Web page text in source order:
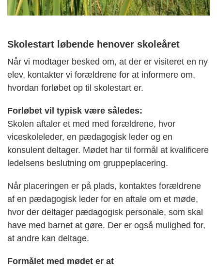
Skolestart løbende henover skoleåret
Når vi modtager besked om, at der er visiteret en ny
elev, kontakter vi forældrene for at informere om,
hvordan forløbet op til skolestart er.
Forløbet vil typisk være således:
Skolen aftaler et med med forældrene, hvor
viceskoleleder, en pædagogisk leder og en
konsulent deltager. Mødet har til formål at kvalificere
ledelsens beslutning om gruppeplacering.
Når placeringen er på plads, kontaktes forældrene
af en pædagogisk leder for en aftale om et møde,
hvor der deltager pædagogisk personale, som skal
have med barnet at gøre. Der er også mulighed for,
at andre kan deltage.
Formålet med mødet er at